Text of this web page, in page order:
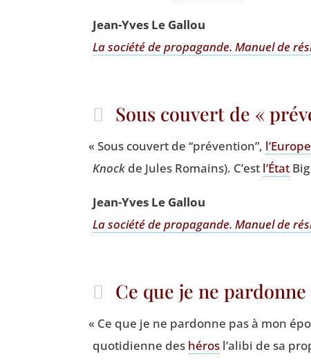
Jean-Yves Le Gallou
La socié­té de pro­pa­gande. Manuel de
Sous couvert de «
« Sous cou­vert de “pré­ven­tion”, l’Europe
Knock de Jules Romains). C’est l’État
Jean-Yves Le Gallou
La socié­té de pro­pa­gande. Manuel de
Ce que je ne
« Ce que je ne par­donne pas à mon
quo­ti­dienne des héros l’a­li­bi de sa